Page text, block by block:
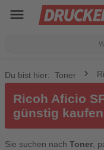
menu
Du bist hier: Toner
Ricoh Aficio
günstig kaufen
Sie suchen nach Toner ,